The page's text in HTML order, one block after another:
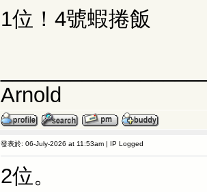
1位！4號蝦捲飯
Arnold
發表於: 06-July-2026 at 11:53am | IP Logged
2位。